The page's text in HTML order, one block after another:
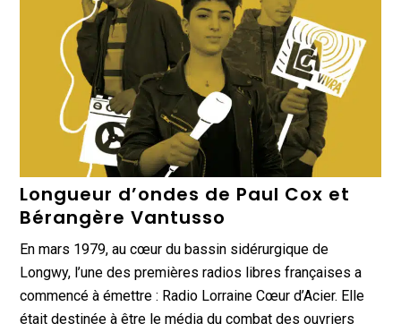
Longueur d’ondes de Paul Cox et
Bérangère Vantusso
En mars 1979, au cœur du bassin sidérurgique de
Longwy, l’une des premières radios libres françaises a
commencé à émettre : Radio Lorraine Cœur d’Acier. Elle
était destinée à être le média du combat des ouvriers